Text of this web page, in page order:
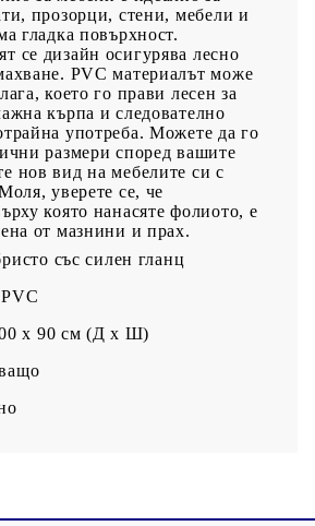
прозорци, стени, мебели и
гладка повърхност.
се дизайн осигурява лесно
PVC материалът може
което го прави лесен за
кърпа и следователно
употреба. Можете да го
размери според вашите
нов вид на мебелите си с
уверете се, че
която нанасяте фолиото, е
от мазнини и прах.
със силен гланц
x 90 см (Д х Ш)